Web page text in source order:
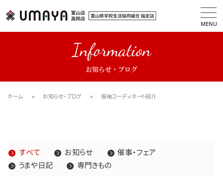
MENU
Information
お知らせ・ブログ
ホーム お知らせ・ブログ 振袖コーディネート紹介
すべて お知らせ
催事・フェア
うまや日記
専門きもの